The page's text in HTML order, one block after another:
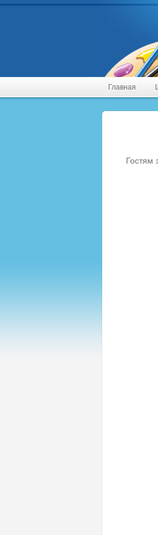
Главная
Гостям